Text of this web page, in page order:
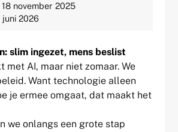
18 november 2025
juni 2026
slim ingezet, mens beslist
met AI, maar niet zomaar. We
Want technologie alleen
je ermee omgaat, dat maakt het
we onlangs een grote stap